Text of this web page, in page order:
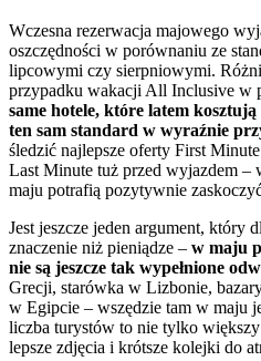
Wczesna rezerwacja majowego
oszczędności w porównaniu ze
lipcowymi czy sierpniowymi.
przypadku wakacji All Inclusive w
same hotele, które latem
ten sam standard w wyraźnie
śledzić najlepsze oferty First
Last Minute tuż przed wyjazdem –
maju potrafią pozytywnie
Jest jeszcze jeden argument, który
znaczenie niż pieniądze – w maju
nie są jeszcze tak wypełnione
Grecji, starówka w Lizbonie,
w Egipcie – wszędzie tam w maju
liczba turystów to nie tylko
lepsze zdjęcia i krótsze kolejki do